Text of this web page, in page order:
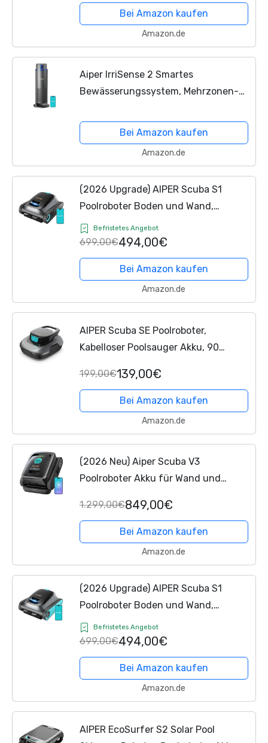
und Regensensor für Rasenflächen
bis...
Bei Amazon kaufen
Amazon.de
Aiper IrriSense 2 Smartes
Bewässerungssystem, Mehrzonen-
Steuerung, intelligenter Zeitplanung
und Regensensor für Rasenflächen
Bei Amazon kaufen
Amazon.de
(2026 Upgrade) AIPER Scuba S1
Poolroboter Boden und Wand,
Wasserlinienreinigung,
Doppelfiltration, 270 Min Laufzeit,
Intelligente Navigation, App-
Steuerung &...
Befristetes Angebot
699,00€494,00€
Bei Amazon kaufen
Amazon.de
AIPER Scuba SE Poolroboter,
Kabelloser Poolsauger Akku, 90
Automatische Reinigung mit
Selbsteinparkfunktion, Leichter
Poolreiniger...
199,00€139,00€
Bei Amazon kaufen
Amazon.de
(2026 Neu) Aiper Scuba V3
Poolroboter Akku für Wand und
Poolsauger, Leistungsstarke
Saugleistung, 3 μm Filter,...
1.299,00€849,00€
Bei Amazon kaufen
Amazon.de
(2026 Upgrade) AIPER Scuba S1
Poolroboter Boden und Wand,
Wasserlinienreinigung,
Doppelfiltration, 270 Min Laufzeit,
Intelligente Navigation, App-
Steuerung &...
Befristetes Angebot
699,00€494,00€
Bei Amazon kaufen
Amazon.de
AIPER EcoSurfer S2 Solar Pool